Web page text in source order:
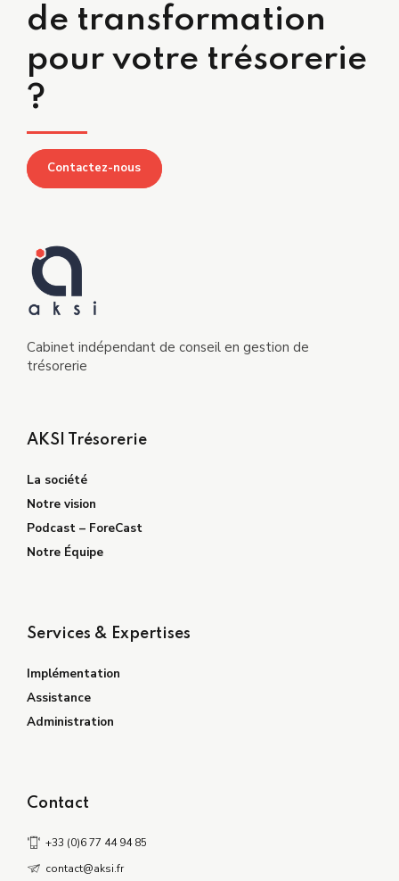
de transformation
pour votre trésorerie
?
Contactez-nous
Cabinet indépendant de conseil en gestion de
trésorerie
AKSI Trésorerie
La société
Notre vision
Podcast – ForeCast
Notre Équipe
Services & Expertises
Implémentation
Assistance
Administration
Contact
+33 (0)6 77 44 94 85
contact@aksi.fr